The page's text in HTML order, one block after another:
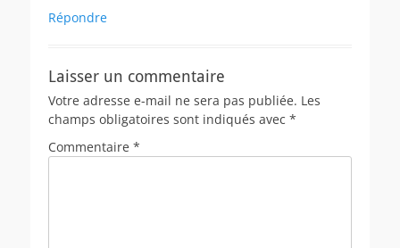
Répondre
Laisser un commentaire
Votre adresse e-mail ne sera pas publiée. Les
champs obligatoires sont indiqués avec *
Commentaire *